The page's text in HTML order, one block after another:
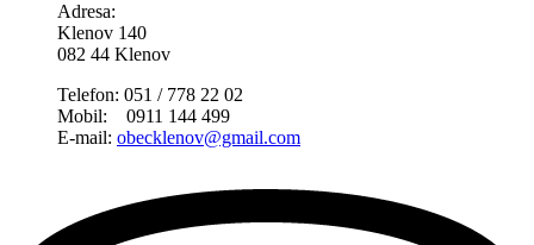
Adresa:
Klenov 140
082 44 Klenov
Telefon: 051 / 778 22 02
Mobil: 0911 144 499
E-mail: obecklenov@gmail.com